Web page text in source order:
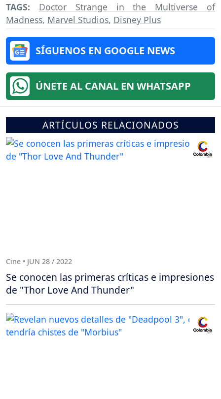
TAGS: Doctor Strange in the Multiverse of
Madness, Marvel Studios, Disney Plus
SÍGUENOS EN GOOGLE NEWS
ÚNETE AL CANAL EN WHATSAPP
ARTÍCULOS RELACIONADOS
Cine • JUN 28 / 2022
Se conocen las primeras críticas e impresiones
de "Thor Love And Thunder"